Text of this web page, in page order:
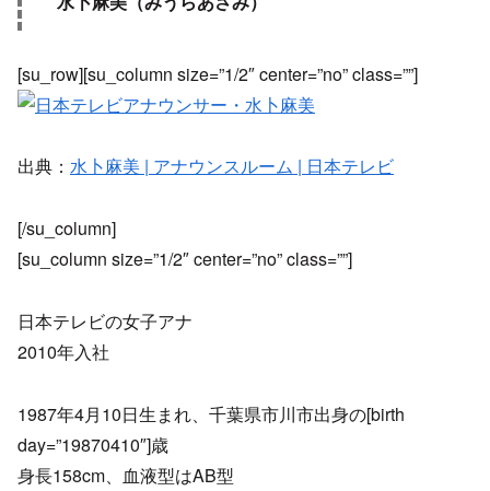
[su_row][su_column size=”1/2″ center=”no” class=””]
出典： 水卜麻美 | アナウンスルーム | 日本テレビ
[/su_column]
[su_column size=”1/2″ center=”no” class=””]
日本テレビの女子アナ
2010年入社
1987年4月10日生まれ、千葉県市川市出身の[birth
day=”19870410″]歳
身長158cm、血液型はAB型